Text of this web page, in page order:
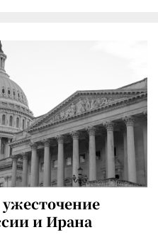
и Ирана